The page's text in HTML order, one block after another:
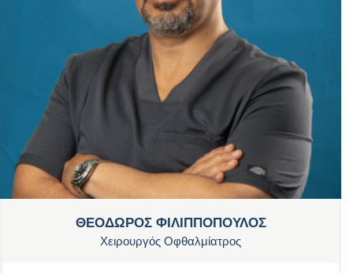
ΘΕΟΔΩΡΟΣ ΦΙΛΙΠΠΟΠΟΥΛΟΣ
Χειρουργός Οφθαλμίατρος